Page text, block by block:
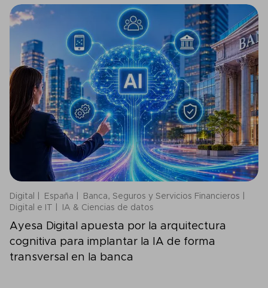
Digital España
Banca, Seguros y Servicios Financieros
Digital e IT
IA & Ciencias de datos
Ayesa Digital apuesta por la arquitectura
cognitiva para implantar la IA de forma
transversal en la banca